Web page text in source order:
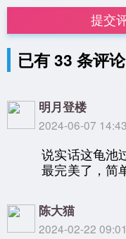
提交
已有 33 条评论
明月登楼
2024-06-07
说实话这龟池
最完美了，简
陈大猫
2024-02-22